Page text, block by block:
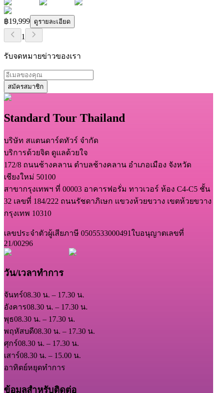
฿19,999 ดูรายละเอียด
1
รับจดหมายข่าวของเรา
สมัครสมาชิก
Standard Tour Thailand
บริษัท สแตนดาร์ดทัวร์ จำกัด
บริการด้วยจิต ดูแลด้วยใจ
172/8 ถนนช้างคลาน ตำบลช้างคลาน อำเภอเมือง จังหวัด
เชียงใหม่ 50100
สาขากรุงเทพฯ ที่ 00003 อาคารฟอรั่ม ทาวเวอร์ ห้อง C4-C5 ชั้น
32 เลขที่ 184/222 ถนนรัชดาภิเษก แขวงห้วยขวาง เขตห้วยขวาง
กรุงเทพ 10310
เลขประจำตัวผู้เสียภาษี 0505533000491ใบอนุญาตเลขที่
21/00296
วัน/เวลาทำการ
จันทร์08.30 น. – 17.30 น.
อังคาร08.30 น. – 17.30 น.
พุธ08.30 น. – 17.30 น.
พฤหัสบดี08.30 น. – 17.30 น.
ศุกร์08.30 น. – 17.30 น.
เสาร์08.30 น. – 15.00 น.
อาทิตย์หยุดทำการ
ข้อมูลสำหรับติดต่อ